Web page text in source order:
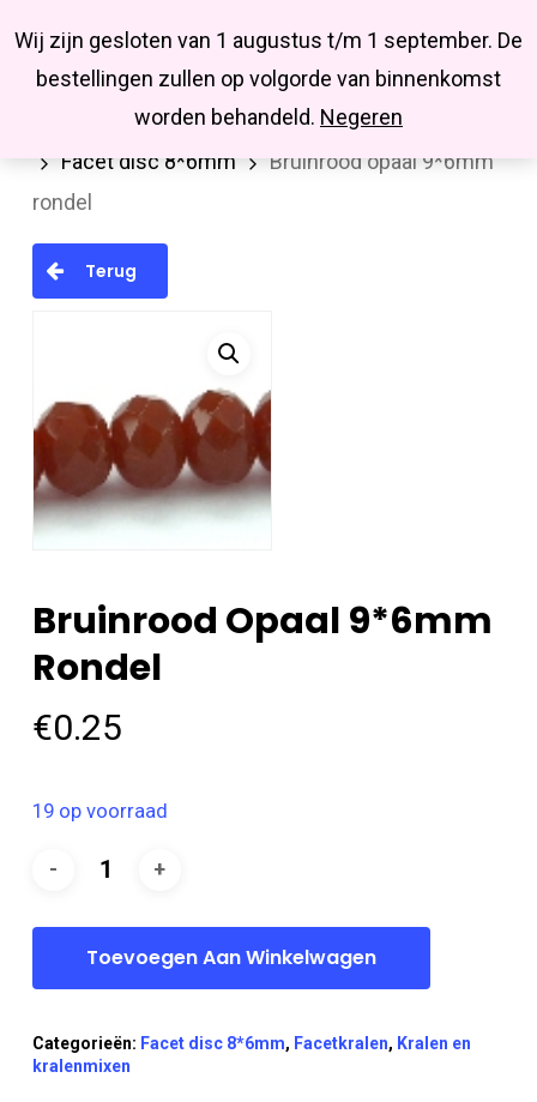
Wij zijn gesloten van 1 augustus t/m 1 september. De
bestellingen zullen op volgorde van binnenkomst
worden behandeld. Negeren
main
Missbluesieraden
searchaccount
Kralen en kralenmixen
Facetkralen
Facet disc 8*6mm
Bruinrood opaal 9*6mm
rondel
Terug
Bruinrood Opaal 9*6mm
Rondel
€0.25
19 op voorraad
Toevoegen Aan Winkelwagen
Categorieën: Facet disc 8*6mm, Facetkralen, Kralen en
kralenmixen
Close